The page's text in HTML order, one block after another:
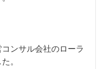
ンサル会社のローラ
。